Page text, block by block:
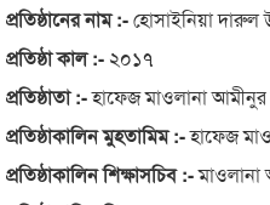
প্রতিষ্ঠানের নাম :-হোসাইনিয়া দারুল
প্রতিষ্ঠা কাল :- ২০১৭
প্রতিষ্ঠাতা :-হাফেজ মাওলানা
প্রতিষ্ঠাকালিন মুহতামিম :-হাফেজ
প্রতিষ্ঠাকালিন শিক্ষাসচিব :-